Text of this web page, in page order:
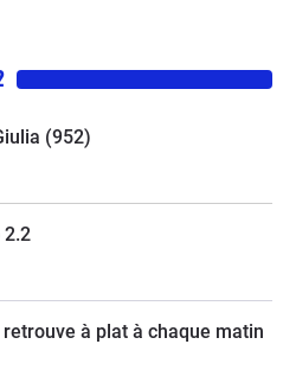
(952)
2.2
à plat à chaque matin